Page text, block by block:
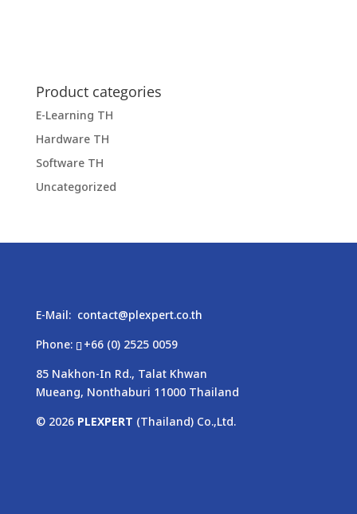
Product categories
E-Learning TH
Hardware TH
Software TH
Uncategorized
E-Mail: contact@plexpert.co.th
Phone:
+66 (0) 2525 0059
85 Nakhon-In Rd., Talat Khwan
Mueang, Nonthaburi 11000 Thailand
© 2026 PLEXPERT (Thailand) Co.,Ltd.